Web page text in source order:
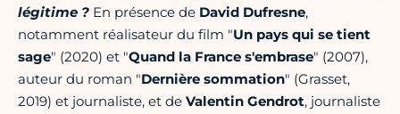
légitime ? En présence de David Dufresne,
notamment réalisateur du film "Un pays qui se tient
sage" (2020) et "Quand la France s'embrase" (2007),
auteur du roman "Dernière sommation" (Grasset,
2019) et journaliste, et de Valentin Gendrot, journaliste